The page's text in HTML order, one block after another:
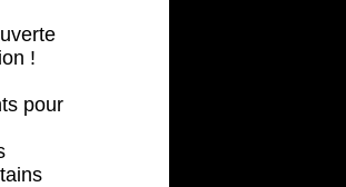
!
pour